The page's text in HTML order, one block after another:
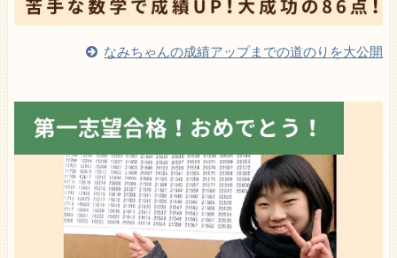
なみちゃんの成績アップまでの道のりを大公開